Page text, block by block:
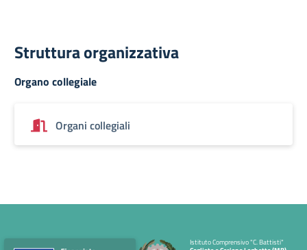
Struttura organizzativa
Organo collegiale
Organi collegiali
Istituto Comprensivo "C. Battisti"